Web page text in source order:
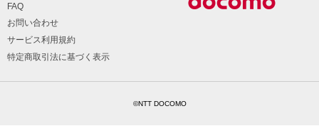
FAQ
お問い合わせ
サービス利用規約
特定商取引法に基づく表示
©NTT DOCOMO